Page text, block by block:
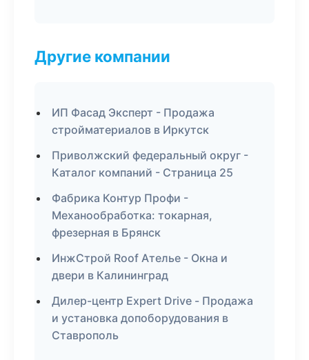
Другие компании
ИП Фасад Эксперт - Продажа
стройматериалов в Иркутск
Приволжский федеральный округ -
Каталог компаний - Страница 25
Фабрика Контур Профи -
Механообработка: токарная,
фрезерная в Брянск
ИнжСтрой Roof Ателье - Окна и
двери в Калининград
Дилер-центр Expert Drive - Продажа
и установка допоборудования в
Ставрополь